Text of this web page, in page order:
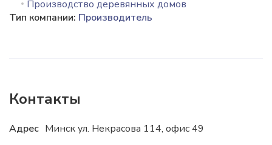
Производство деревянных домов
Тип компании: Производитель
Контакты
Адрес Минск ул. Некрасова 114, офис 49